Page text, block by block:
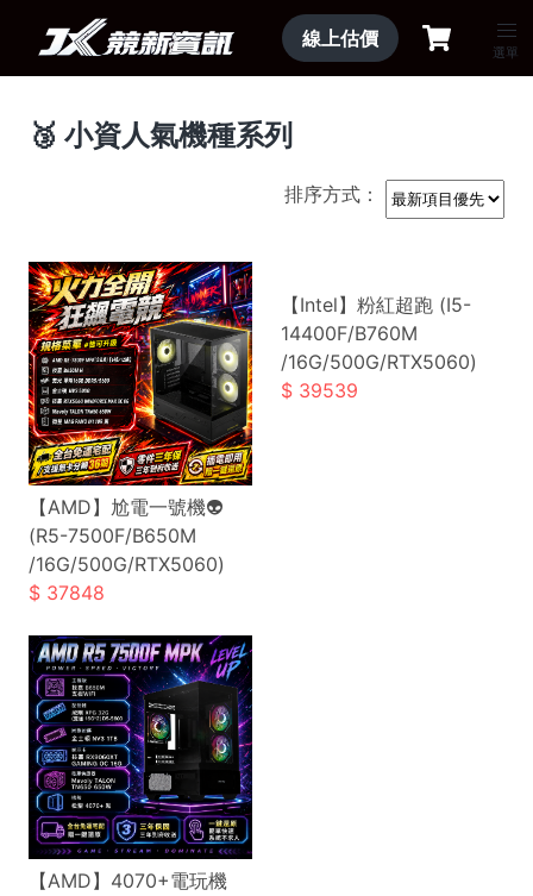
線上估價
選單
🥉 小資人氣機種系列
排序方式：
【AMD】尬電一號機👽
(R5-7500F/B650M
/16G/500G/RTX5060)
37848
【Intel】粉紅超跑 (I5-
14400F/B760M
/16G/500G/RTX5060)
39539
【AMD】4070+電玩機